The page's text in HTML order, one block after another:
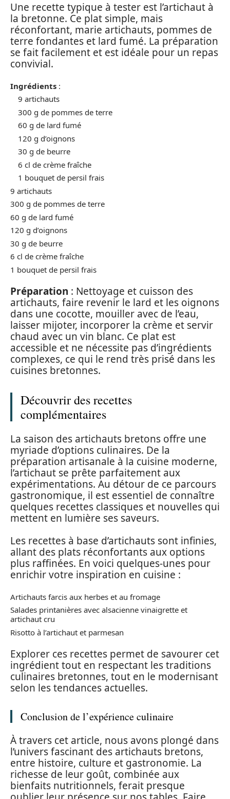
Une recette typique à tester est l’artichaut à
la bretonne. Ce plat simple, mais
réconfortant, marie artichauts, pommes de
terre fondantes et lard fumé. La préparation
se fait facilement et est idéale pour un repas
convivial.
Ingrédients :
9 artichauts
300 g de pommes de terre
60 g de lard fumé
120 g d’oignons
30 g de beurre
6 cl de crème fraîche
1 bouquet de persil frais
9 artichauts
300 g de pommes de terre
60 g de lard fumé
120 g d’oignons
30 g de beurre
6 cl de crème fraîche
1 bouquet de persil frais
Préparation : Nettoyage et cuisson des
artichauts, faire revenir le lard et les oignons
dans une cocotte, mouiller avec de l’eau,
laisser mijoter, incorporer la crème et servir
chaud avec un vin blanc. Ce plat est
accessible et ne nécessite pas d’ingrédients
complexes, ce qui le rend très prisé dans les
cuisines bretonnes.
Découvrir des recettes
complémentaires
La saison des artichauts bretons offre une
myriade d’options culinaires. De la
préparation artisanale à la cuisine moderne,
l’artichaut se prête parfaitement aux
expérimentations. Au détour de ce parcours
gastronomique, il est essentiel de connaître
quelques recettes classiques et nouvelles qui
mettent en lumière ses saveurs.
Les recettes à base d’artichauts sont infinies,
allant des plats réconfortants aux options
plus raffinées. En voici quelques-unes pour
enrichir votre inspiration en cuisine :
Artichauts farcis aux herbes et au fromage
Salades printanières avec alsacienne vinaigrette et
artichaut cru
Risotto à l’artichaut et parmesan
Explorer ces recettes permet de savourer cet
ingrédient tout en respectant les traditions
culinaires bretonnes, tout en le modernisant
selon les tendances actuelles.
Conclusion de l’expérience culinaire
À travers cet article, nous avons plongé dans
l’univers fascinant des artichauts bretons,
entre histoire, culture et gastronomie. La
richesse de leur goût, combinée aux
bienfaits nutritionnels, ferait presque